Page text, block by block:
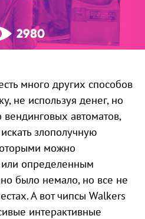
2980
много других способов
не используя денег, но
автоматов,
злополучную
можно
или определенным
было немало, но все не
А вот чипсы Walkers
интерактивные